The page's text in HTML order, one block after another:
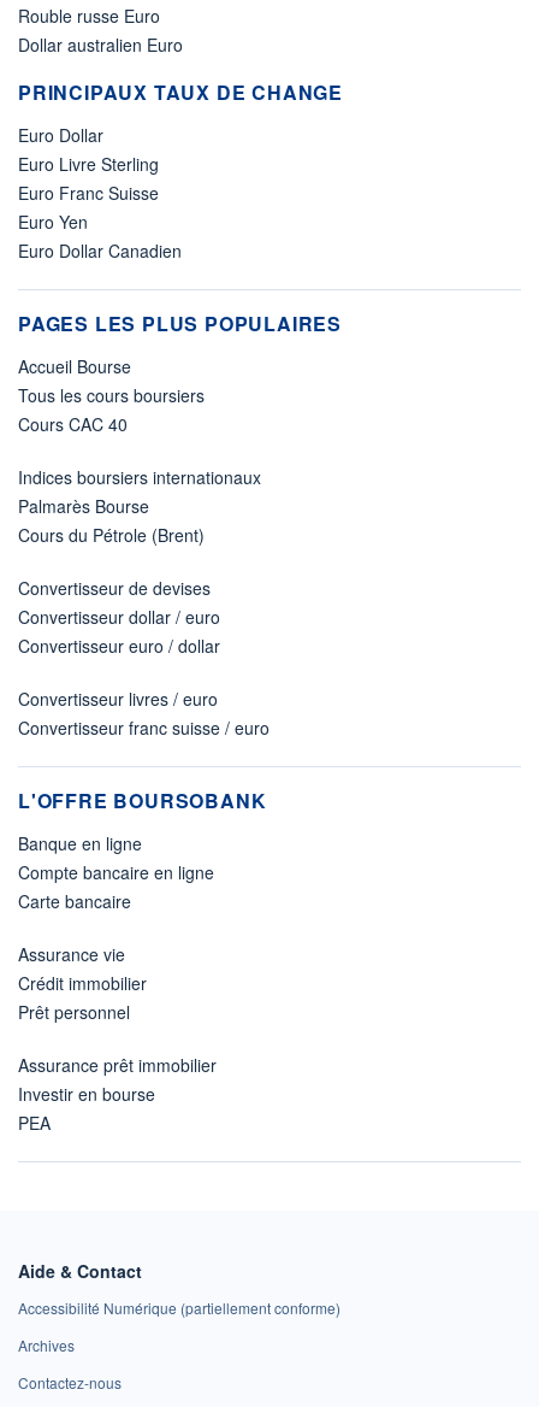
Rouble russe Euro
Dollar australien Euro
PRINCIPAUX TAUX DE CHANGE
Euro Dollar
Euro Livre Sterling
Euro Franc Suisse
Euro Yen
Euro Dollar Canadien
PAGES LES PLUS POPULAIRES
Accueil Bourse
Tous les cours boursiers
Cours CAC 40
Indices boursiers internationaux
Palmarès Bourse
Cours du Pétrole (Brent)
Convertisseur de devises
Convertisseur dollar / euro
Convertisseur euro / dollar
Convertisseur livres / euro
Convertisseur franc suisse / euro
L'OFFRE BOURSOBANK
Banque en ligne
Compte bancaire en ligne
Carte bancaire
Assurance vie
Crédit immobilier
Prêt personnel
Assurance prêt immobilier
Investir en bourse
PEA
Aide & Contact
Accessibilité Numérique (partiellement conforme)
Archives
Contactez-nous